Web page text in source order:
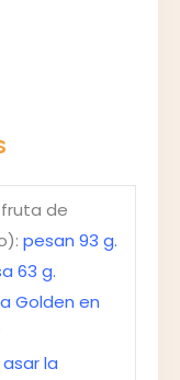
de
pesan 93 g.
63 g.
Golden en
la